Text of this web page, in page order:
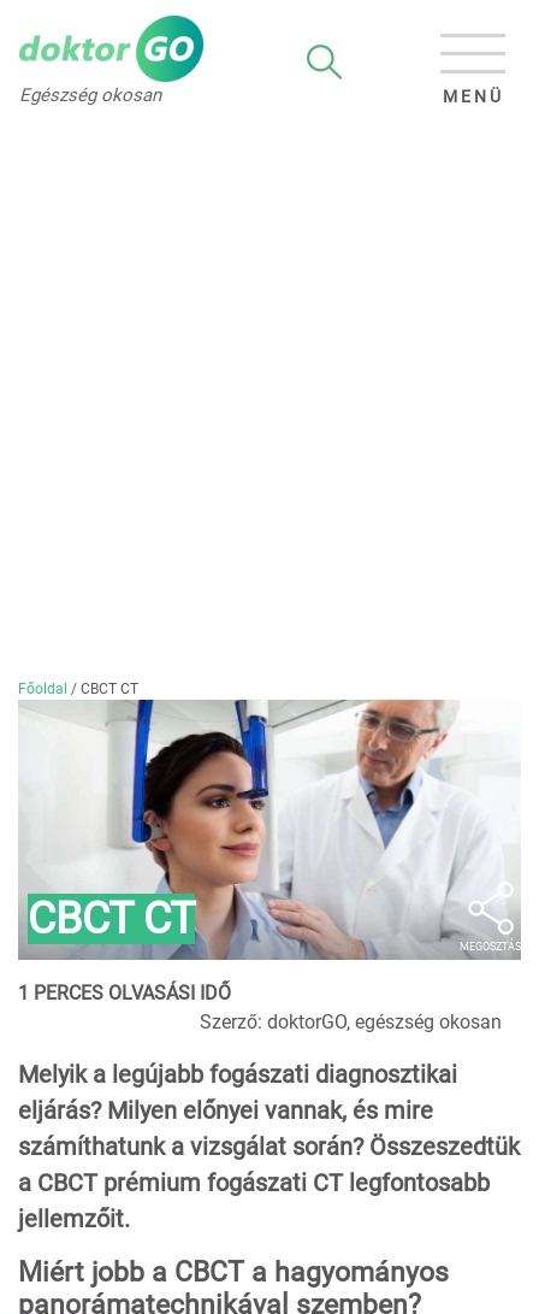
Egészség okosan MENÜ
Főoldal / CBCT CT
CBCT CT
MEGOSZTÁS
1 PERCES OLVASÁSI IDŐ
Szerző: doktorGO, egészség okosan
Melyik a legújabb fogászati diagnosztikai
eljárás? Milyen előnyei vannak, és mire
számíthatunk a vizsgálat során? Összeszedtük
a CBCT prémium fogászati CT legfontosabb
jellemzőit.
Miért jobb a CBCT a hagyományos
panorámatechnikával szemben?